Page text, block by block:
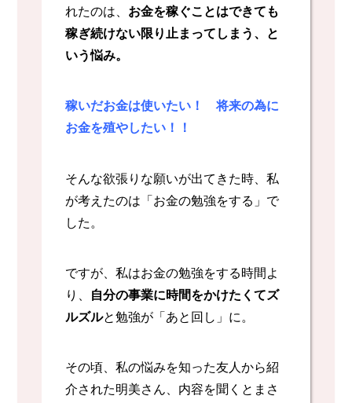
れたのは、 お金を稼ぐことはできても
稼ぎ続けない限り止まってしまう、と
いう悩み。
稼いだお金は使いたい！ 将来の為に
お金を殖やしたい！！
そんな欲張りな願いが出てきた時、私
が考えたのは「お金の勉強をする」で
した。
ですが、私はお金の勉強をする時間よ
り、
自分の事業に時間をかけたくてズ
ルズルと勉強が「あと回し」に。
その頃、私の悩みを知った友人から紹
介された明美さん、内容を聞くとまさ